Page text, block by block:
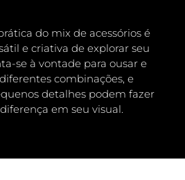
do mix de acessórios é
e criativa de explorar seu
se à vontade para ousar e
combinações, e
detalhes podem fazer
em seu visual.